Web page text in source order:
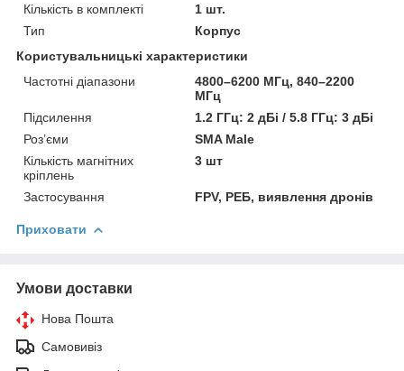
Кількість в комплекті
1 шт.
Тип
Корпус
Користувальницькі характеристики
Частотні діапазони
4800–6200 МГц, 840–2200
МГц
Підсилення
1.2 ГГц: 2 дБі / 5.8 ГГц: 3 дБі
Роз’єми
SMA Male
Кількість магнітних
кріплень
3 шт
Застосування FPV, РЕБ, виявлення дронів
Приховати
Умови доставки
Нова Пошта
Самовивіз